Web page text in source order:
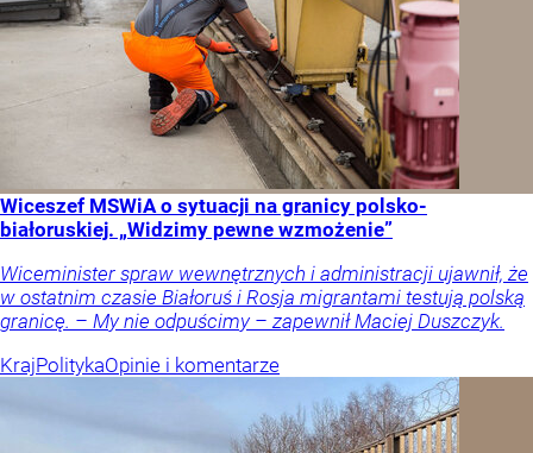
Wiceszef MSWiA o sytuacji na granicy polsko-
białoruskiej. „Widzimy pewne wzmożenie”
Wiceminister spraw wewnętrznych i administracji ujawnił, że
w ostatnim czasie Białoruś i Rosja migrantami testują polską
granicę. – My nie odpuścimy – zapewnił Maciej Duszczyk.
KrajPolitykaOpinie i komentarze